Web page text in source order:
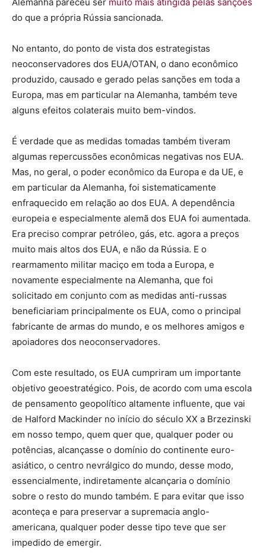
do que a própria Rússia sancionada.
No entanto, do ponto de vista dos estrategistas
neoconservadores dos EUA/OTAN, o dano econômico
produzido, causado e gerado pelas sanções em toda a
Europa, mas em particular na Alemanha, também teve
alguns efeitos colaterais muito bem-vindos.
É verdade que as medidas tomadas também tiveram
algumas repercussões econômicas negativas nos EUA.
Mas, no geral, o poder econômico da Europa e da UE, e
em particular da Alemanha, foi sistematicamente
enfraquecido em relação ao dos EUA. A dependência
europeia e especialmente alemã dos EUA foi aumentada.
Era preciso comprar petróleo, gás, etc. agora a preços
muito mais altos dos EUA, e não da Rússia. E o
rearmamento militar maciço em toda a Europa, e
novamente especialmente na Alemanha, que foi
solicitado em conjunto com as medidas anti-russas
beneficiariam principalmente os EUA, como o principal
fabricante de armas do mundo, e os melhores amigos e
apoiadores dos neoconservadores.
Com este resultado, os EUA cumpriram um importante
objetivo geoestratégico. Pois, de acordo com uma escola
de pensamento geopolítico altamente influente, que vai
de Halford Mackinder no início do século XX a Brzezinski
em nosso tempo, quem quer que, qualquer poder ou
potências, alcançasse o domínio do continente euro-
asiático, o centro nevrálgico do mundo, desse modo,
essencialmente, indiretamente alcançaria o domínio
sobre o resto do mundo também. E para evitar que isso
aconteça e para preservar a supremacia anglo-
americana, qualquer poder desse tipo teve que ser
impedido de emergir.